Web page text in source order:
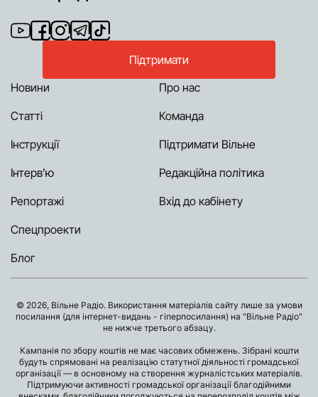
Підтримати
Новини
Статті
Інструкції
Інтерв’ю
Репортажі
Спецпроекти
Блог
Про нас
Команда
Підтримати Вільне
Редакційна політика
Вхід до кабінету
© 2026, Вільне Радіо. Використання матеріалів сайту лише за умови
посилання (для інтернет-видань - гіперпосилання) на "Вільне Радіо"
не нижче третього абзацу.
Кампанія по збору коштів не має часових обмежень. Зібрані кошти
будуть спрямовані на реалізацію статутної діяльності громадської
організації — в основному на створення журналістських матеріалів.
Підтримуючи активності громадської організації благодійними